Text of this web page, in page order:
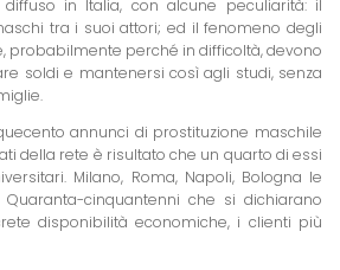
in Italia, con alcune peculiarità: il
tra i suoi attori; ed il fenomeno degli
probabilmente perché in difficoltà, devono
soldi e mantenersi così agli studi, senza
annunci di prostituzione maschile
della rete è risultato che un quarto di essi
Milano, Roma, Napoli, Bologna le
cinquantenni che si dichiarano
disponibilità economiche, i clienti più